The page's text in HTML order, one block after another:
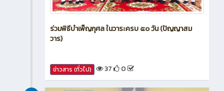
ร่วมพิธีบำเพ็ญกุศล ในวาระครบ ๕๐ วัน (ปัญญาสม
วาร)
1 สัปดาห์ ที่ผ่านมา
新闻